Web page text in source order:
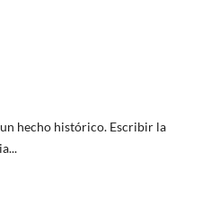
hecho histórico. Escribir la